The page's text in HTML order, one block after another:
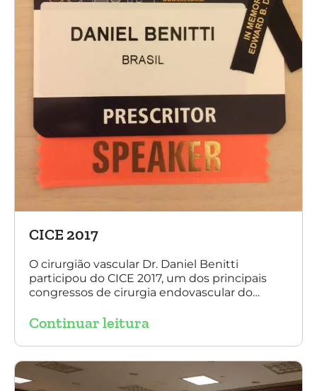
CICE 2017
O cirurgião vascular Dr. Daniel Benitti
participou do CICE 2017, um dos principais
congressos de cirurgia endovascular do
sobre a experiência brasileira no tratamento
multilayer. Mais de 200 pacientes operados
sem nenhum caso de paraplegia!
Continuar leitura